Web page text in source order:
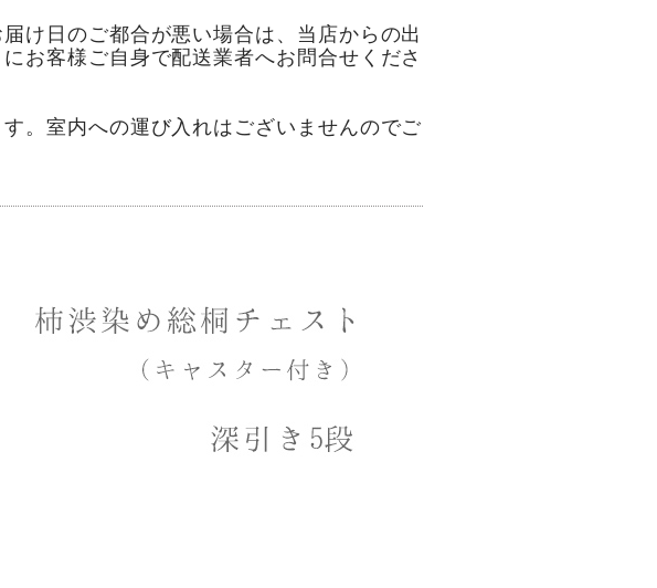
け日のご都合が悪い場合は、当店からの出
お客様ご自身で配送業者へお問合せくださ
。室内への運び入れはございませんのでご